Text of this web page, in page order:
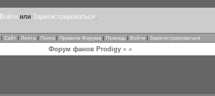
Войти или Зарегистрироваться.
| Сайт | Лента | Поиск | Правила Форума | Помощь | Войти | Зарегистрироваться
Форум фанов Prodigy« »